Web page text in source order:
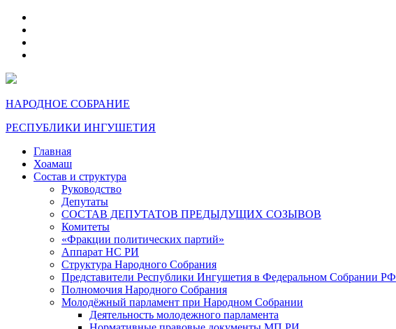
НАРОДНОЕ СОБРАНИЕ
РЕСПУБЛИКИ ИНГУШЕТИЯ
Главная
Хоамаш
Состав и структура
Руководство
Депутаты
СОСТАВ ДЕПУТАТОВ ПРЕДЫДУЩИХ СОЗЫВОВ
Комитеты
«Фракции политических партий»
Аппарат НС РИ
Структура Народного Собрания
Представители Республики Ингушетия в Федеральном Собрании РФ
Полномочия Народного Собрания
Молодёжный парламент при Народном Собрании
Деятельность молодежного парламента